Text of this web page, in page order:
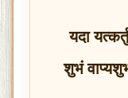
यदा
शुभं